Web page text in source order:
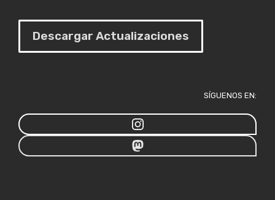
Descargar Actualizaciones
SÍGUENOS EN: